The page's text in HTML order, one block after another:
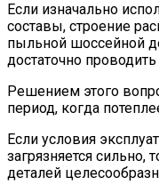
Если изначально
составы, строение
пыльной шоссейной
достаточно
Решением этого
период, когда
Если условия
загрязняется
деталей